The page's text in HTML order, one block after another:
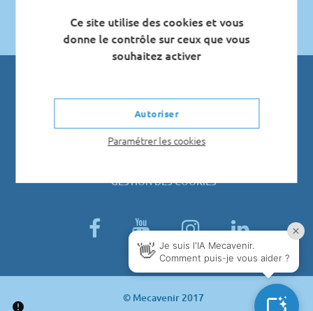
Ce site utilise des cookies et vous
donne le contrôle sur ceux que vous
souhaitez activer
Autoriser
Paramétrer les cookies
MENTIONS LÉGALES
PLAN DU SITE
GESTION DES COOKIES
facebookyoutubeinstagram
© Mecavenir 2017